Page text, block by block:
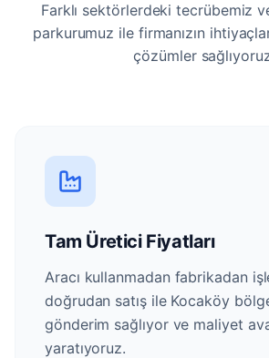
Farklı sektörlerdeki tecrübemiz
parkurumuz ile firmanızın
çözümler
Tam Üretici Fiyatları
Aracı kullanmadan fabrikadan
doğrudan satış ile Kocaköy
gönderim sağlıyor ve maliyet
yaratıyoruz.